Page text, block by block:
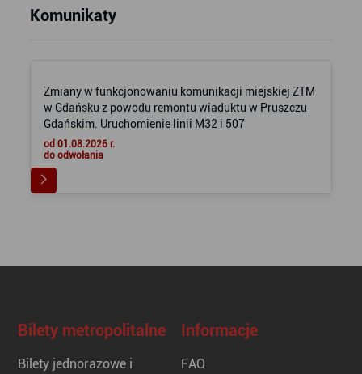
Komunikaty
Zmiany w funkcjonowaniu komunikacji miejskiej ZTM
w Gdańsku z powodu remontu wiaduktu w Pruszczu
Gdańskim. Uruchomienie linii M32 i 507
od 01.08.2026 r.
do odwołania
Bilety metropolitalne
Bilety jednorazowe i
Informacje
FAQ